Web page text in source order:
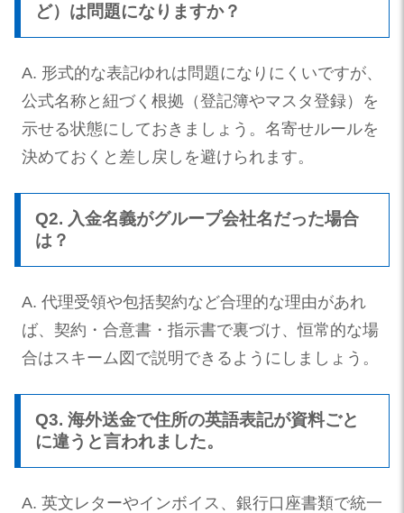
ど）は問題になりますか？
A. 形式的な表記ゆれは問題になりにくいですが、
公式名称と紐づく根拠（登記簿やマスタ登録）を
示せる状態にしておきましょう。名寄せルールを
決めておくと差し戻しを避けられます。
Q2. 入金名義がグループ会社名だった場合
は？
A. 代理受領や包括契約など合理的な理由があれ
ば、契約・合意書・指示書で裏づけ、恒常的な場
合はスキーム図で説明できるようにしましょう。
Q3. 海外送金で住所の英語表記が資料ごと
に違うと言われました。
A. 英文レターやインボイス、銀行口座書類で統一